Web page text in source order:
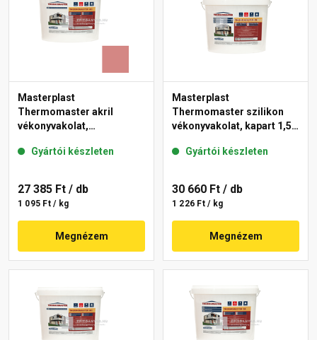
Masterplast
Thermomaster akril
vékonyvakolat,
21-D 25 kg
Gyártói készleten
27 385 Ft / db
1 095 Ft / kg
Megnézem
Masterplast
Thermomaster szilikon
vékonyvakolat, kapart 1,5
Gyártói készleten
30 660 Ft / db
1 226 Ft / kg
Megnézem